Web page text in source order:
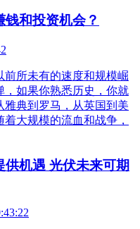
和投资机会？
所未有的速度和规模崛
，如果你熟悉历史，你就
典到罗马，从英国到美
大规模的流血和战争，
机遇 光伏未来可期